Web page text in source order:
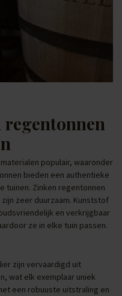
populair, waaronder
bieden een authentieke
tuinen. Zinken regentonnen
zeer duurzaam. Kunststof
en verkrijgbaar
ze in elke tuin passen.
zijn vervaardigd uit
wat elk exemplaar uniek
een robuuste uitstraling en